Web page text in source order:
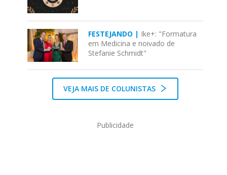
FESTEJANDO | Ike+: "Formatura
em Medicina e noivado de
Stefanie Schmidt"
VEJA MAIS DE COLUNISTAS
Publicidade